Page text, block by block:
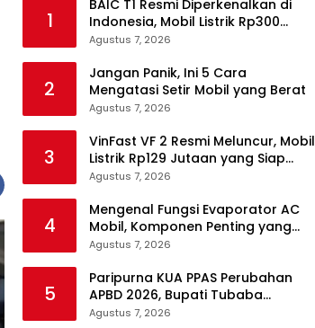
1
BAIC T1 Resmi Diperkenalkan di
Indonesia, Mobil Listrik Rp300
Jutaan Siap Ramaikan Pasar EV
Agustus 7, 2026
2
Jangan Panik, Ini 5 Cara
Mengatasi Setir Mobil yang Berat
Agustus 7, 2026
3
VinFast VF 2 Resmi Meluncur, Mobil
Listrik Rp129 Jutaan yang Siap
Jadi Alternatif Pengganti Motor
Agustus 7, 2026
4
Mengenal Fungsi Evaporator AC
Mobil, Komponen Penting yang
Sering Terlupakan
Agustus 7, 2026
5
Paripurna KUA PPAS Perubahan
APBD 2026, Bupati Tubaba
Targetkan Pendapatan Daerah
Agustus 7, 2026